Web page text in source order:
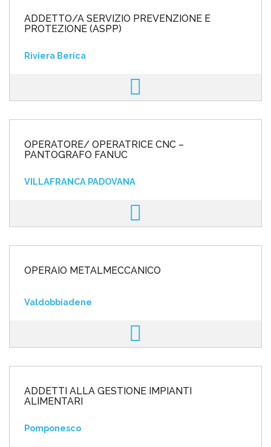
ADDETTO/A SERVIZIO PREVENZIONE E
PROTEZIONE (ASPP)
Riviera Berica
OPERATORE/ OPERATRICE CNC –
PANTOGRAFO FANUC
VILLAFRANCA PADOVANA
OPERAIO METALMECCANICO
Valdobbiadene
ADDETTI ALLA GESTIONE IMPIANTI
ALIMENTARI
Pomponesco